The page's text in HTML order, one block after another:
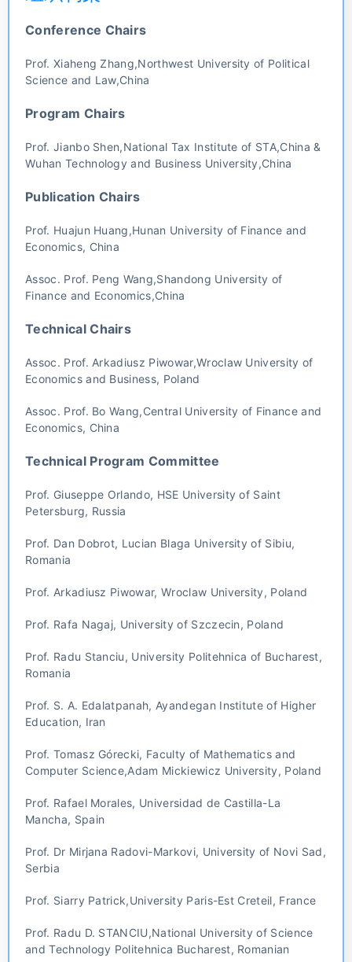
Conference Chairs
Prof. Xiaheng Zhang,Northwest University of Political
Science and Law,China
Program Chairs
Prof. Jianbo Shen,National Tax Institute of STA,China &
Wuhan Technology and Business University,China
Publication Chairs
Prof. Huajun Huang,Hunan University of Finance and
Economics, China
Assoc. Prof. Peng Wang,Shandong University of
Finance and Economics,China
Technical Chairs
Assoc. Prof. Arkadiusz Piwowar,Wroclaw University of
Economics and Business, Poland
Assoc. Prof. Bo Wang,Central University of Finance and
Economics, China
Technical Program Committee
Prof. Giuseppe Orlando, HSE University of Saint
Petersburg, Russia
Prof. Dan Dobrot, Lucian Blaga University of Sibiu,
Romania
Prof. Arkadiusz Piwowar, Wroclaw University, Poland
Prof. Rafa Nagaj, University of Szczecin, Poland
Prof. Radu Stanciu, University Politehnica of Bucharest,
Romania
Prof. S. A. Edalatpanah, Ayandegan Institute of Higher
Education, Iran
Prof. Tomasz Górecki, Faculty of Mathematics and
Computer Science,Adam Mickiewicz University, Poland
Prof. Rafael Morales, Universidad de Castilla-La
Mancha, Spain
Prof. Dr Mirjana Radovi-Markovi, University of Novi Sad,
Serbia
Prof. Siarry Patrick,University Paris-Est Creteil, France
Prof. Radu D. STANCIU,National University of Science
and Technology Politehnica Bucharest, Romanian